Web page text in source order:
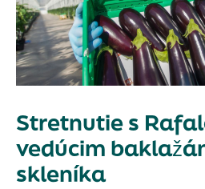
Stretnutie s
vedúcim
skleníka